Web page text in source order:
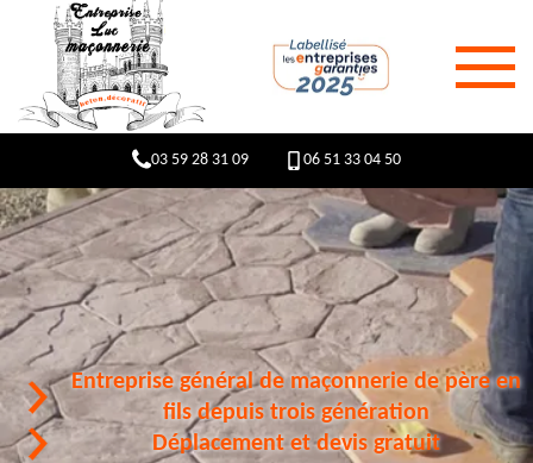
03 59 28 31 09 06 51 33 04 50
Entreprise général de maçonnerie de père en
fils depuis trois génération
Déplacement et devis gratuit